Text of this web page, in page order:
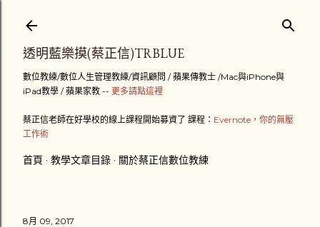
透明藍樂摸(蔡正信)TRBLUE
數位教練/數位人生管理教練/資訊顧問 / 蘋果傳教士 /Mac與iPhone與
iPad教學 / 蘋果家教 -- 更多請點這裡
蔡正信老師在好學校的線上課程開始募資了 課程： Evernote，你的無壓
工作術
首頁 教學文章目錄 關於蔡正信數位教練
8月 09, 2017